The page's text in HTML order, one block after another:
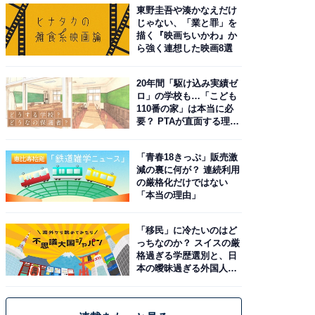
東野圭吾や湊かなえだけ
じゃない、「業と罪」を
描く『映画ちいかわ』か
ら強く連想した映画8選
20年間「駆け込み実績ゼ
ロ」の学校も…「こども
110番の家」は本当に必
要？ PTAが直面する理想
「青春18きっぷ」販売激
減の裏に何が？ 連続利用
の厳格化だけではない
「本当の理由」
「移民」に冷たいのはど
っちなのか？ スイスの厳
格過ぎる学歴選別と、日
本の曖昧過ぎる外国人政